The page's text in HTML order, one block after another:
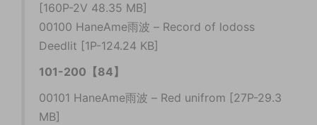
[160P-2V 48.35 MB]
00100 HaneAme雨波 – Record of lodoss
Deedlit [1P-124.24 KB]
101-200【84】
00101 HaneAme雨波 – Red unifrom [27P-29.3
MB]